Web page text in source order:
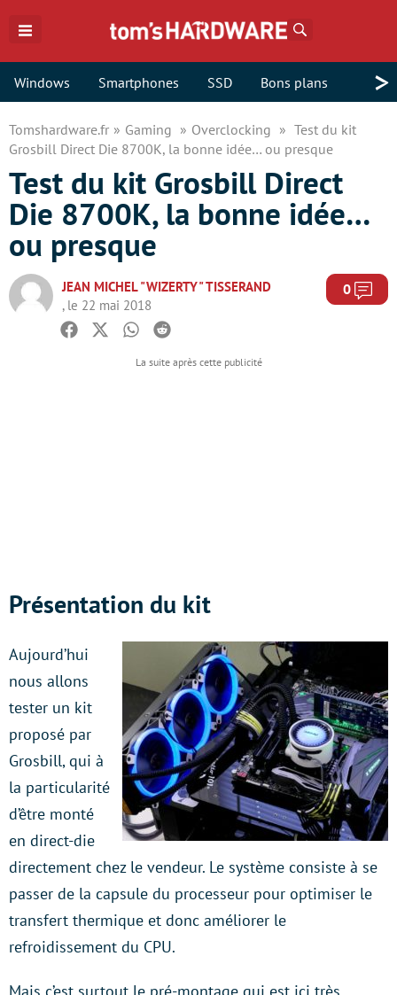
Windows Smartphones SSD Bons plans >
Tomshardware.fr Gaming Overclocking
Test du kit
Grosbill Direct Die 8700K, la bonne idée… ou presque
Test du kit Grosbill Direct
Die 8700K, la bonne idée…
ou presque
JEAN MICHEL "WIZERTY" TISSERAND
, le 22 mai 2018
0
Facebook
TwitterWhatsapp
Reddit
Présentation du kit
Aujourd’hui
nous allons
tester un kit
proposé par
Grosbill, qui à
la particularité
d’être monté
en direct-die
directement chez le vendeur. Le système consiste à se
passer de la capsule du processeur pour optimiser le
transfert thermique et donc améliorer le
refroidissement du CPU.